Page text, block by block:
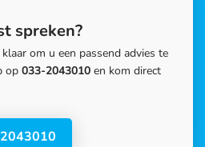
spreken?
om u een passend advies te
op 033-2043010 en kom direct